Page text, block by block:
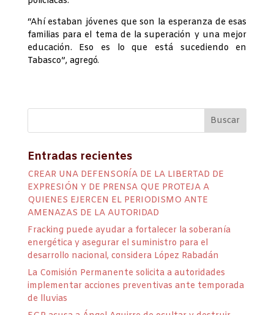
“Ahí estaban jóvenes que son la esperanza de esas
familias para el tema de la superación y una mejor
educación. Eso es lo que está sucediendo en
Tabasco”, agregó.
Entradas recientes
CREAR UNA DEFENSORÍA DE LA LIBERTAD DE
EXPRESIÓN Y DE PRENSA QUE PROTEJA A
QUIENES EJERCEN EL PERIODISMO ANTE
AMENAZAS DE LA AUTORIDAD
Fracking puede ayudar a fortalecer la soberanía
energética y asegurar el suministro para el
desarrollo nacional, considera López Rabadán
La Comisión Permanente solicita a autoridades
implementar acciones preventivas ante temporada
de lluvias